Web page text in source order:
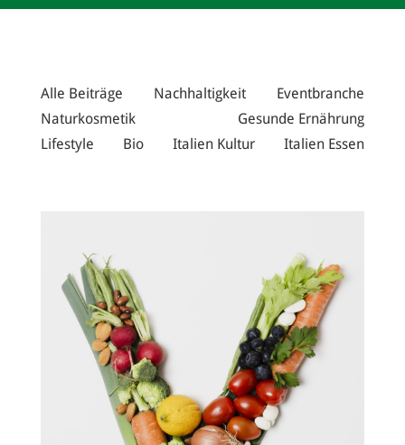
Alle Beiträge Nachhaltigkeit
Eventbranche
Naturkosmetik
Gesunde Ernährung
Lifestyle
Bio Italien Kultur Italien Essen